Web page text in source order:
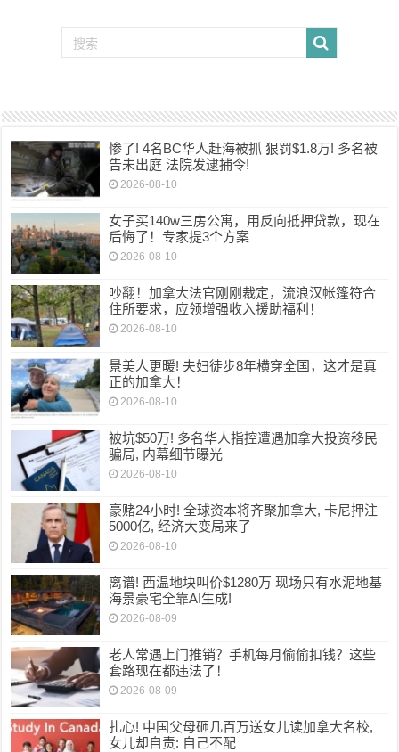
惨了! 4名BC华人赶海被抓 狠罚$1.8万! 多名被
告未出庭 法院发逮捕令!
2026-08-10
女子买140w三房公寓，用反向抵押贷款，现在
后悔了！专家提3个方案
2026-08-10
吵翻！加拿大法官刚刚裁定，流浪汉帐篷符合
住所要求，应领增强收入援助福利！
2026-08-10
景美人更暖! 夫妇徒步8年横穿全国，这才是真
正的加拿大！
2026-08-10
被坑$50万! 多名华人指控遭遇加拿大投资移民
骗局, 内幕细节曝光
2026-08-10
豪赌24小时! 全球资本将齐聚加拿大, 卡尼押注
5000亿, 经济大变局来了
2026-08-10
离谱! 西温地块叫价$1280万 现场只有水泥地基
海景豪宅全靠AI生成!
2026-08-09
老人常遇上门推销？手机每月偷偷扣钱？这些
套路现在都违法了！
2026-08-09
扎心! 中国父母砸几百万送女儿读加拿大名校,
女儿却自责: 自己不配